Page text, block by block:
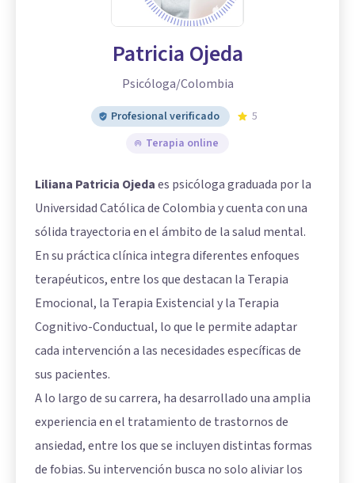
Patricia Ojeda
Psicóloga/Colombia
Profesional verificado
5
Terapia online
Liliana Patricia Ojedaes psicóloga graduada por la
Universidad Católica de Colombia y cuenta con una
sólida trayectoria en el ámbito de la salud mental.
En su práctica clínica integra diferentes enfoques
terapéuticos, entre los que destacan la Terapia
Emocional, la Terapia Existencial y la Terapia
Cognitivo-Conductual, lo que le permite adaptar
cada intervención a las necesidades específicas de
sus pacientes.
A lo largo de su carrera, ha desarrollado una amplia
experiencia en el tratamiento de trastornos de
ansiedad, entre los que se incluyen distintas formas
de fobias. Su intervención busca no solo aliviar los